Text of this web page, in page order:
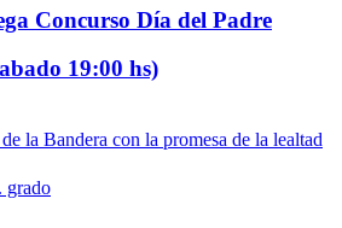
Concurso Día del Padre
19:00 hs)